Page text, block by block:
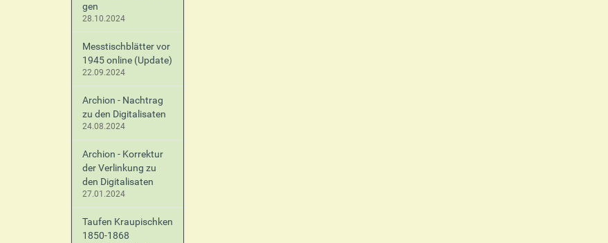
gen
28.10.2024
Messtischblätter vor
1945 online (Update)
22.09.2024
Archion - Nachtrag
zu den Digitalisaten
24.08.2024
Archion - Korrektur
der Verlinkung zu
den Digitalisaten
27.01.2024
Taufen Kraupischken
1850-1868